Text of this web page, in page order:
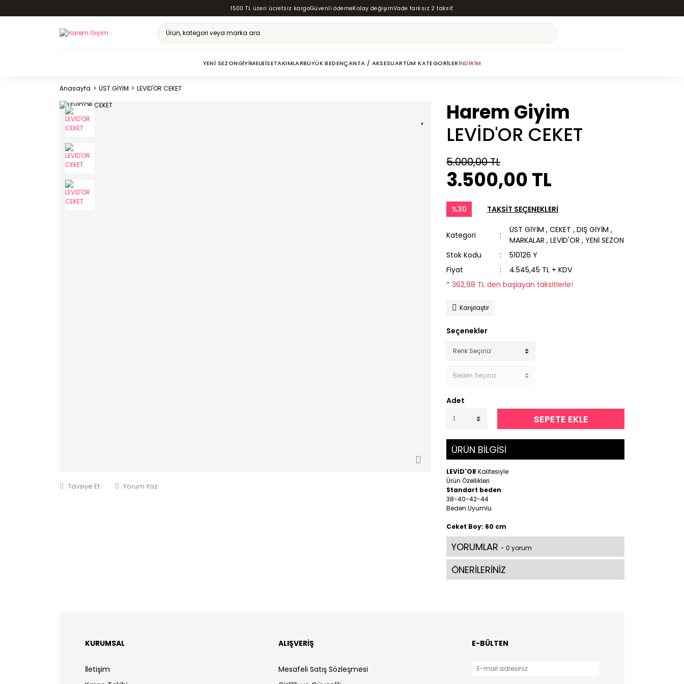
1500 TL üzeri ücretsiz kargoGüvenli ödemeKolay değişimVade farksız 2 taksit
YENI SEZONGIYIMELBISETAKIMLARBÜYÜK BEDENÇANTA / AKSESUARTÜM KATEGORILERİNDIRIM
Anasayfa ÜST GİYİM LEVİD'OR CEKET
Tavsiye Et Yorum Yaz
Harem Giyim
LEVİD'OR CEKET
5.000,00 TL
3.500,00 TL
%30 TAKSİT SEÇENEKLERİ
Kategori
ÜST GİYİM , CEKET , DIŞ GİYİM ,
MARKALAR , LEVİD'OR , YENİ SEZON
Stok Kodu
510126 Y
Fiyat
4.545,45 TL + KDV
* 362,98 TL den başlayan taksitlerle!
Karşılaştır
Seçenekler
Adet
SEPETE EKLE
ÜRÜN BİLGİSİ
LEVİD'OR Kalitesiyle
Ürün Özellikleri
Standart beden
38-40-42-44
Beden Uyumlu
Ceket Boy: 60 cm
YORUMLAR - 0 yorum
ÖNERİLERİNİZ
KURUMSAL
İletişim
ALIŞVERİŞ
Mesafeli Satış Sözleşmesi
E-BÜLTEN